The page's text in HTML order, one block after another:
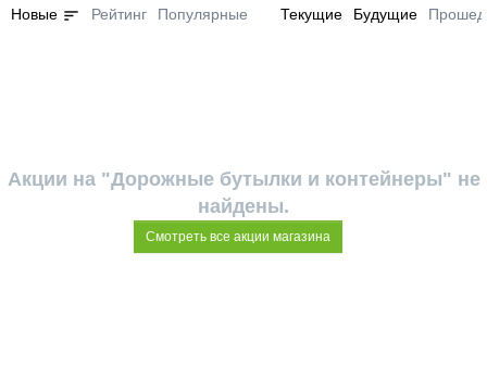
Новые sort Рейтинг Популярные Текущие Будущие
Акции на "Дорожные бутылки и контейнеры" не
найдены.
Смотреть все акции магазина